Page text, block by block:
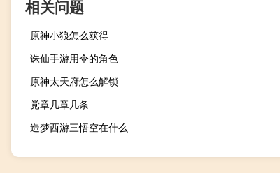
相关问题
原神小狼怎么获得
诛仙手游用伞的角色
原神太天府怎么解锁
党章几章几条
造梦西游三悟空在什么